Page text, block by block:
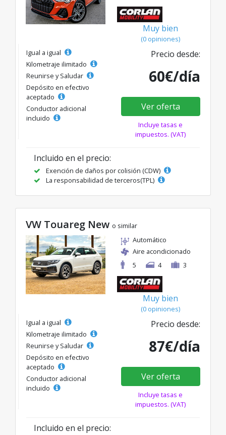
Muy bien
(0 opiniones)
Igual a igual
Kilometraje ilimitado
Reunirse y Saludar
Depósito en efectivo
aceptado
Conductor adicional
incluido
Precio desde:
60€/día
Ver oferta
Incluye tasas e
impuestos. (VAT)
Incluido en el precio:
Exención de daños por colisión (CDW)
La responsabilidad de terceros(TPL)
VW Touareg New o similar
Automático
Aire acondicionado
5
4 3
Muy bien
(0 opiniones)
Igual a igual
Kilometraje ilimitado
Reunirse y Saludar
Depósito en efectivo
aceptado
Conductor adicional
incluido
Precio desde:
87€/día
Ver oferta
Incluye tasas e
impuestos. (VAT)
Incluido en el precio: